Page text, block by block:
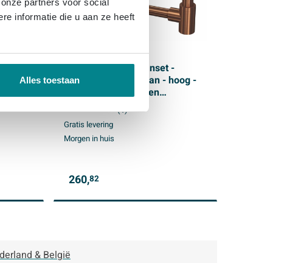
partners voor social
informatie die u aan ze heeft
Alles toestaan
incl
INK 2A Fonteinkraanset -
staande Fonteinkraan - hoog -
always open - plug en
(1)
Gratis levering
Morgen in huis
260,82
& België